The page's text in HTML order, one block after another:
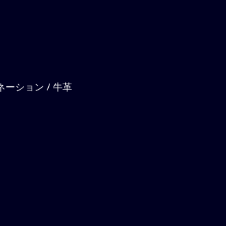
ーション / 牛革